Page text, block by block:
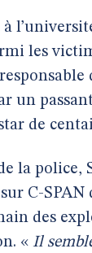
les
un
de
la police,
C-
des
« Il